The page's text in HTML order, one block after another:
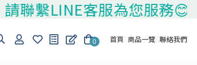
LINE客服為您服務😊
0 首頁 商品一覽 聯絡我們